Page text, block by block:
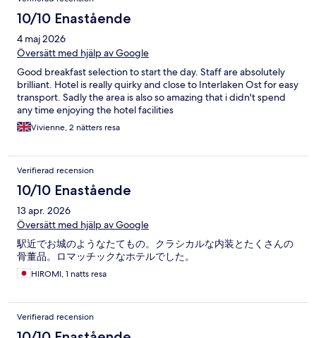
10/10 Enastående
4 maj 2026
Översätt med hjälp av Google
Good breakfast selection to start the day. Staff are absolutely
brilliant. Hotel is really quirky and close to Interlaken Ost for easy
transport. Sadly the area is also so amazing that i didn't spend
any time enjoying the hotel facilities
Vivienne, 2 nätters resa
Verifierad recension
10/10 Enastående
13 apr. 2026
Översätt med hjälp av Google
駅近でお城のようなたてもの。クラシカルな内装とたくさんの
骨董品。ロマッチックなホテルでした。
HIROMI, 1 natts resa
Verifierad recension